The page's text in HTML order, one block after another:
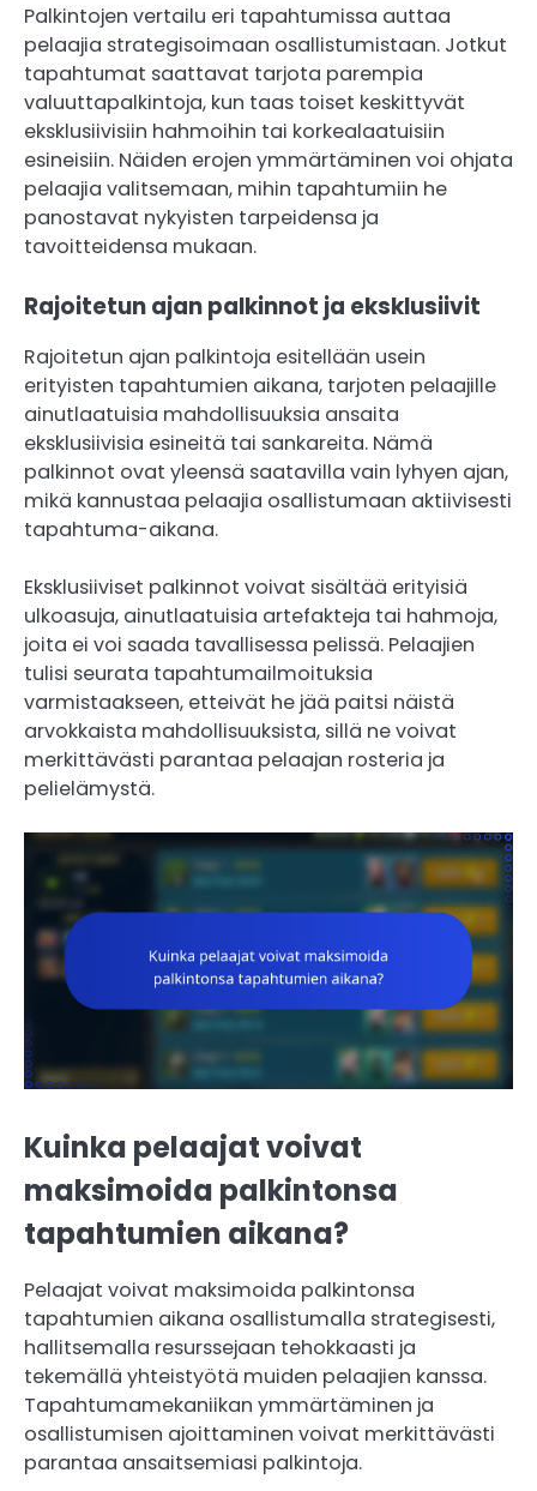
Palkintojen vertailu eri tapahtumissa auttaa
pelaajia strategisoimaan osallistumistaan. Jotkut
tapahtumat saattavat tarjota parempia
valuuttapalkintoja, kun taas toiset keskittyvät
eksklusiivisiin hahmoihin tai korkealaatuisiin
esineisiin. Näiden erojen ymmärtäminen voi ohjata
pelaajia valitsemaan, mihin tapahtumiin he
panostavat nykyisten tarpeidensa ja
tavoitteidensa mukaan.
Rajoitetun ajan palkinnot ja eksklusiivit
Rajoitetun ajan palkintoja esitellään usein
erityisten tapahtumien aikana, tarjoten pelaajille
ainutlaatuisia mahdollisuuksia ansaita
eksklusiivisia esineitä tai sankareita. Nämä
palkinnot ovat yleensä saatavilla vain lyhyen ajan,
mikä kannustaa pelaajia osallistumaan aktiivisesti
tapahtuma-aikana.
Eksklusiiviset palkinnot voivat sisältää erityisiä
ulkoasuja, ainutlaatuisia artefakteja tai hahmoja,
joita ei voi saada tavallisessa pelissä. Pelaajien
tulisi seurata tapahtumailmoituksia
varmistaakseen, etteivät he jää paitsi näistä
arvokkaista mahdollisuuksista, sillä ne voivat
merkittävästi parantaa pelaajan rosteria ja
pelielämystä.
Kuinka pelaajat voivat
maksimoida palkintonsa
tapahtumien aikana?
Pelaajat voivat maksimoida palkintonsa
tapahtumien aikana osallistumalla strategisesti,
hallitsemalla resurssejaan tehokkaasti ja
tekemällä yhteistyötä muiden pelaajien kanssa.
Tapahtumamekaniikan ymmärtäminen ja
osallistumisen ajoittaminen voivat merkittävästi
parantaa ansaitsemiasi palkintoja.